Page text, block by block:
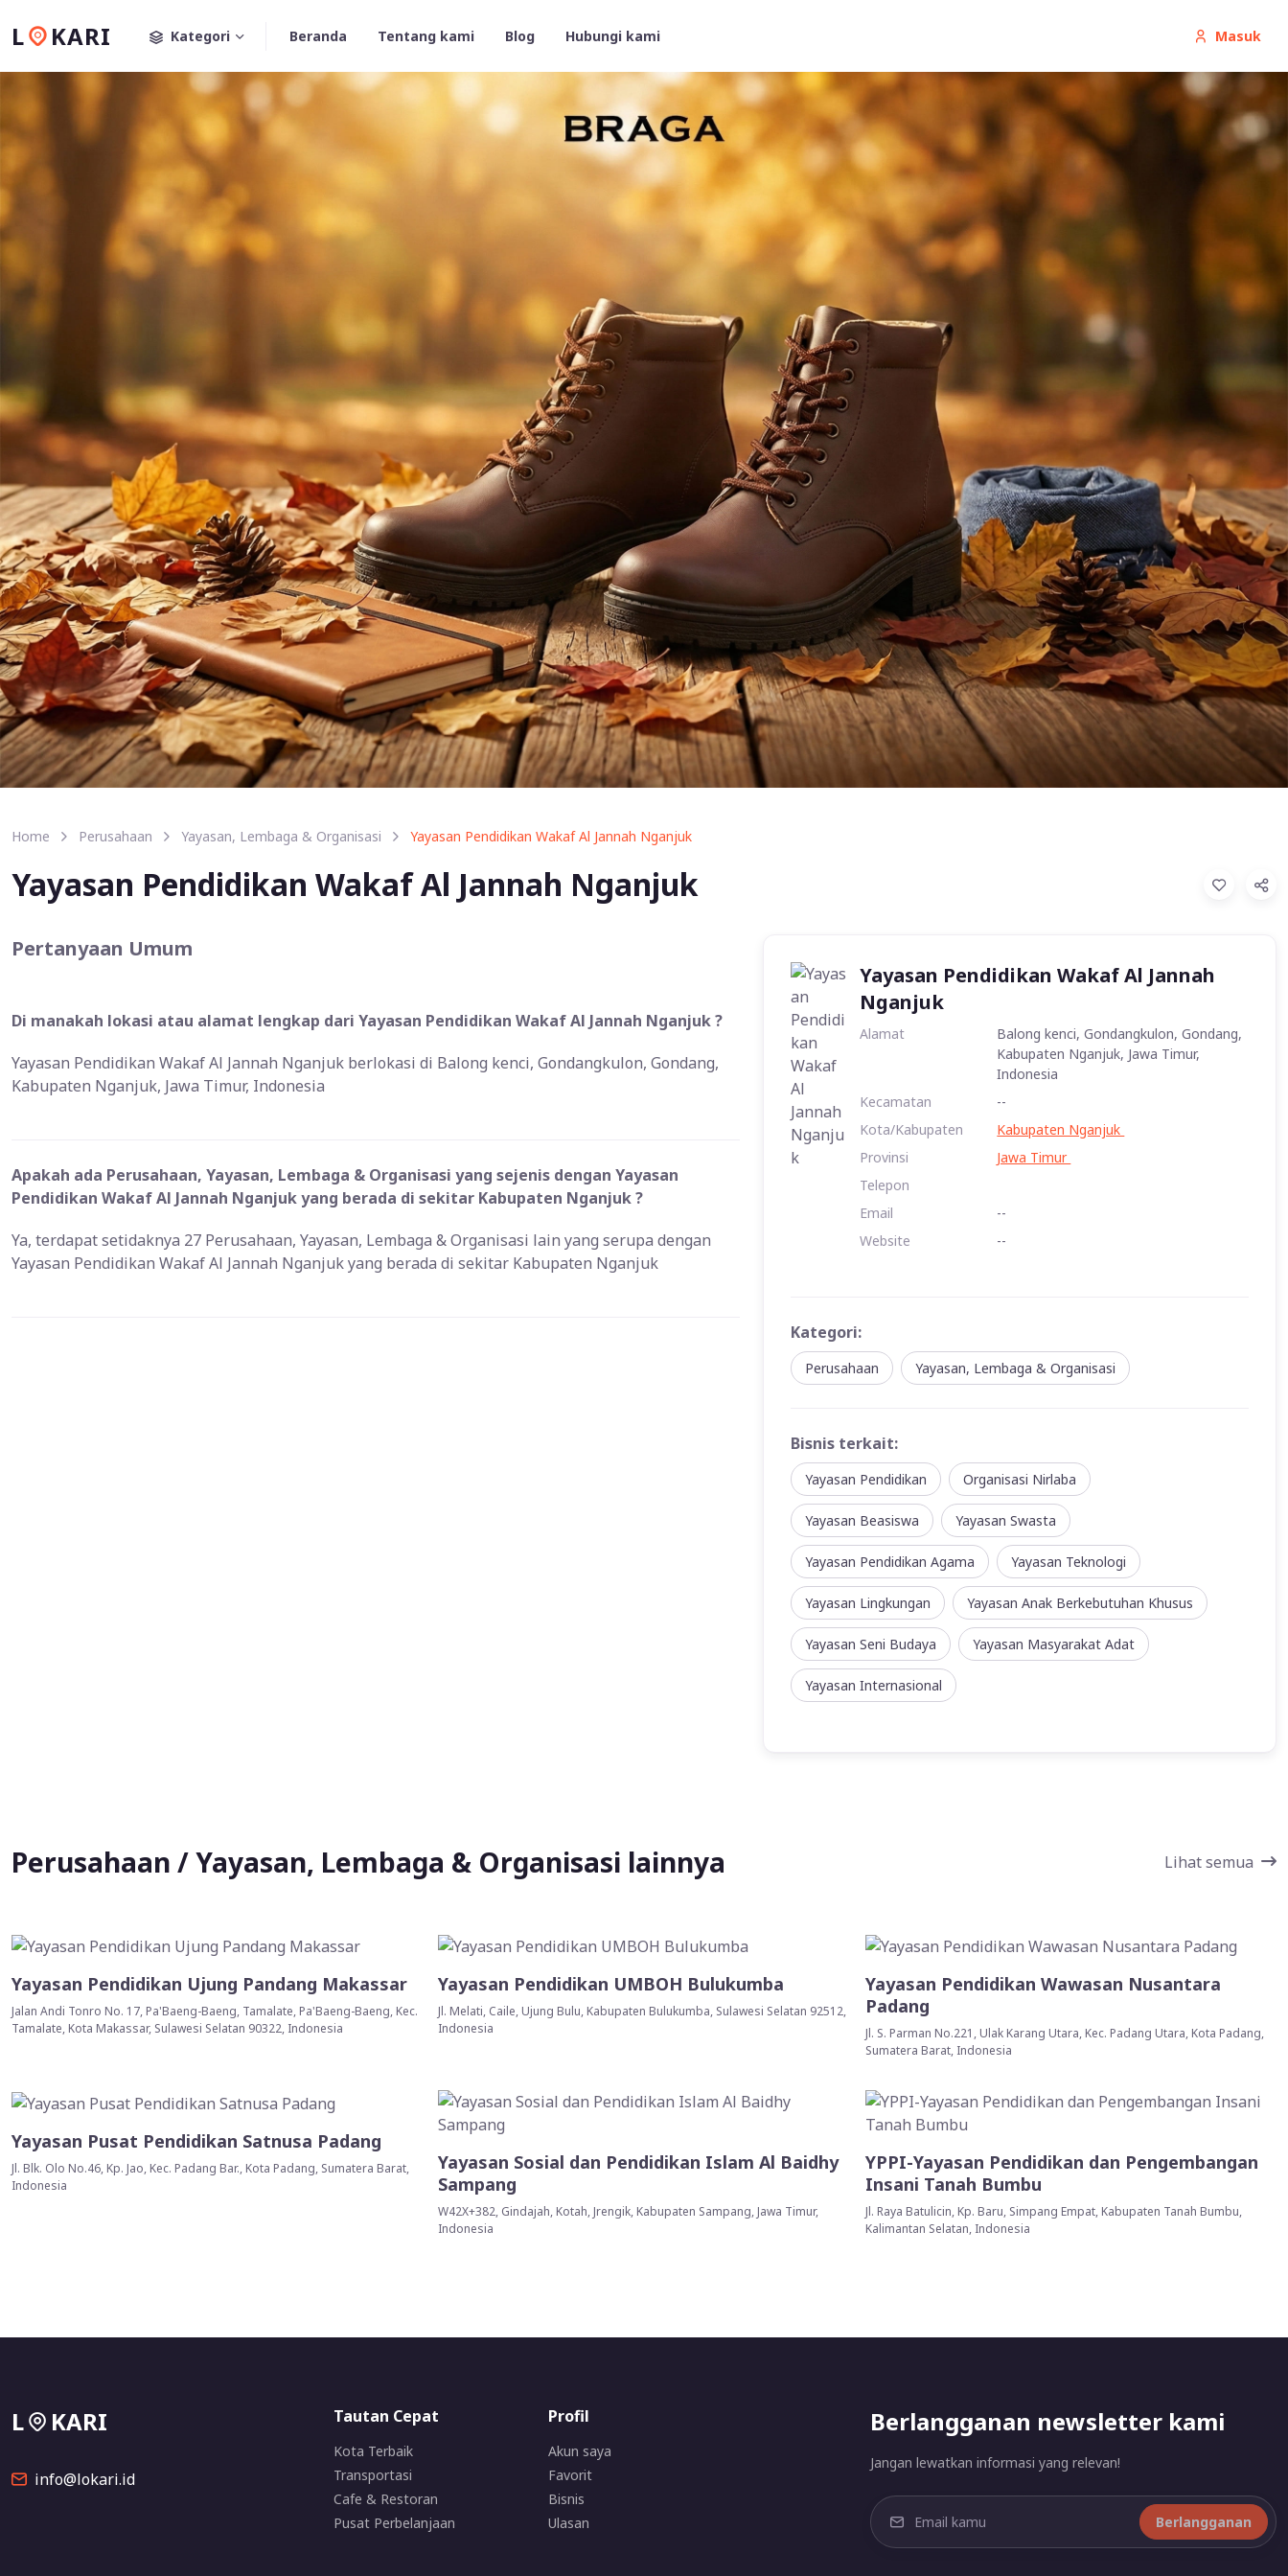
L KARI Masuk
Kategori Beranda Tentang kami Blog Hubungi kami
Home Perusahaan Yayasan, Lembaga & Organisasi Yayasan Pendidikan Wakaf Al Jannah Nganjuk
Yayasan Pendidikan Wakaf Al Jannah Nganjuk
Yayasan Pendidikan Wakaf Al Jannah
Nganjuk
Alamat
Balong kenci, Gondangkulon, Gondang,
Kabupaten Nganjuk, Jawa Timur,
Indonesia
Kecamatan
--
Kota/Kabupaten
Kabupaten Nganjuk
Provinsi
Jawa Timur
Telepon
Email
--
Website
--
Kategori:
Perusahaan Yayasan, Lembaga & Organisasi
Bisnis terkait:
Yayasan Pendidikan Organisasi Nirlaba
Yayasan Beasiswa Yayasan Swasta
Yayasan Pendidikan Agama Yayasan Teknologi
Yayasan Lingkungan Yayasan Anak Berkebutuhan Khusus
Yayasan Seni Budaya Yayasan Masyarakat Adat
Yayasan Internasional
Pertanyaan Umum
Di manakah lokasi atau alamat lengkap dari Yayasan Pendidikan Wakaf Al Jannah Nganjuk ?
Yayasan Pendidikan Wakaf Al Jannah Nganjuk berlokasi di Balong kenci, Gondangkulon, Gondang,
Kabupaten Nganjuk, Jawa Timur, Indonesia
Apakah ada Perusahaan, Yayasan, Lembaga & Organisasi yang sejenis dengan Yayasan
Pendidikan Wakaf Al Jannah Nganjuk yang berada di sekitar Kabupaten Nganjuk ?
Ya, terdapat setidaknya 27 Perusahaan, Yayasan, Lembaga & Organisasi lain yang serupa dengan
Yayasan Pendidikan Wakaf Al Jannah Nganjuk yang berada di sekitar Kabupaten Nganjuk
Perusahaan / Yayasan, Lembaga & Organisasi lainnya Lihat semua
Yayasan Pendidikan Ujung Pandang Makassar
Jalan Andi Tonro No. 17, Pa'Baeng-Baeng, Tamalate, Pa'Baeng-Baeng, Kec.
Tamalate, Kota Makassar, Sulawesi Selatan 90322, Indonesia
Yayasan Pendidikan UMBOH Bulukumba
Jl. Melati, Caile, Ujung Bulu, Kabupaten Bulukumba, Sulawesi Selatan 92512,
Indonesia
Yayasan Pendidikan Wawasan Nusantara
Padang
Jl. S. Parman No.221, Ulak Karang Utara, Kec. Padang Utara, Kota Padang,
Sumatera Barat, Indonesia
Yayasan Pusat Pendidikan Satnusa Padang
Jl. Blk. Olo No.46, Kp. Jao, Kec. Padang Bar., Kota Padang, Sumatera Barat,
Indonesia
Yayasan Sosial dan Pendidikan Islam Al Baidhy
Sampang
W42X+382, Gindajah, Kotah, Jrengik, Kabupaten Sampang, Jawa Timur,
Indonesia
YPPI-Yayasan Pendidikan dan Pengembangan
Insani Tanah Bumbu
Jl. Raya Batulicin, Kp. Baru, Simpang Empat, Kabupaten Tanah Bumbu,
Kalimantan Selatan, Indonesia
L KARI
info@lokari.id
Tautan Cepat
Kota Terbaik
Transportasi
Cafe & Restoran
Pusat Perbelanjaan
Profil
Akun saya
Favorit
Bisnis
Ulasan
Berlangganan newsletter kami
Jangan lewatkan informasi yang relevan!
Berlangganan